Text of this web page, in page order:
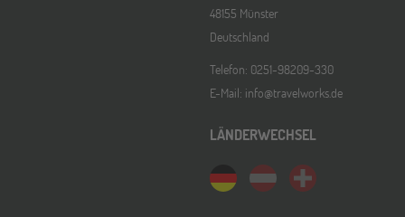
48155 Münster
Deutschland
Telefon: 0251-98209-330
E-Mail: info@travelworks.de
LÄNDERWECHSEL